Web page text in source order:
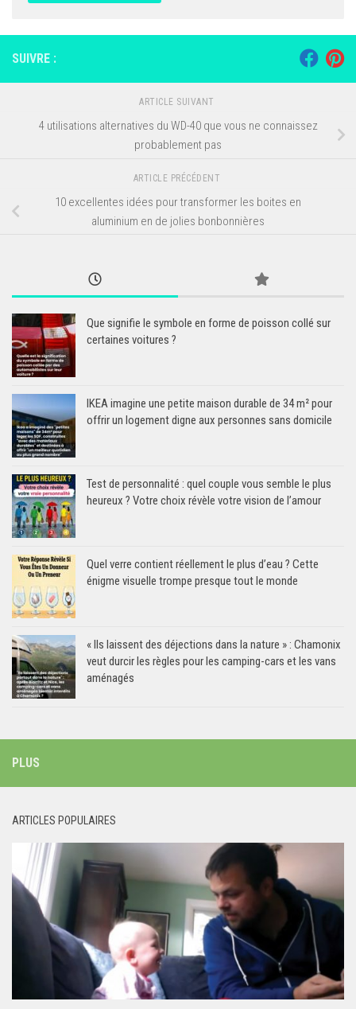
SUIVRE :
ARTICLE SUIVANT
4 utilisations alternatives du WD-40 que vous ne connaissez
probablement pas
ARTICLE PRÉCÉDENT
10 excellentes idées pour transformer les boites en
aluminium en de jolies bonbonnières
Que signifie le symbole en forme de poisson collé sur
certaines voitures ?
IKEA imagine une petite maison durable de 34 m² pour
offrir un logement digne aux personnes sans domicile
Test de personnalité : quel couple vous semble le plus
heureux ? Votre choix révèle votre vision de l’amour
Quel verre contient réellement le plus d’eau ? Cette
énigme visuelle trompe presque tout le monde
« Ils laissent des déjections dans la nature » : Chamonix
veut durcir les règles pour les camping-cars et les vans
aménagés
PLUS
ARTICLES POPULAIRES